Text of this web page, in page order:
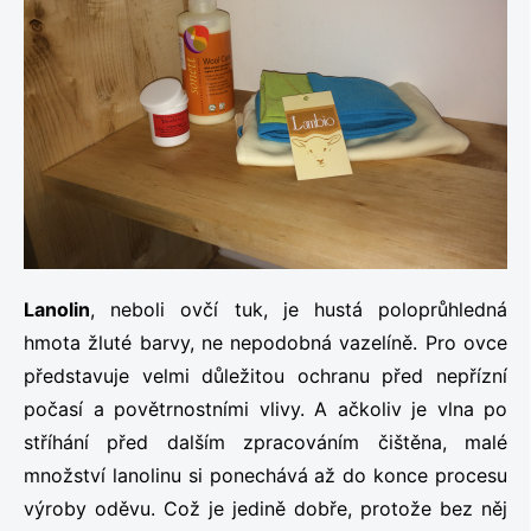
Lanolin, neboli ovčí tuk, je hustá poloprůhledná
hmota žluté barvy, ne nepodobná vazelíně. Pro ovce
představuje velmi důležitou ochranu před nepřízní
počasí a povětrnostními vlivy. A ačkoliv je vlna po
stříhání před dalším zpracováním čištěna, malé
množství lanolinu si ponechává až do konce procesu
výroby oděvu. Což je jedině dobře, protože bez něj